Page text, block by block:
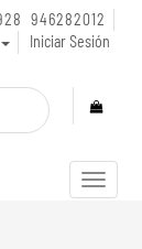
946282012
Iniciar Sesión
Menú
de